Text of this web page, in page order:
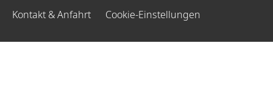
Kontakt & Anfahrt
Cookie-Einstellungen